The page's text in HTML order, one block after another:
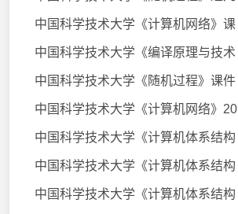
中国科学技术大学《计算机网络》课
中国科学技术大学《编译原理与技术
中国科学技术大学《随机过程》课件
中国科学技术大学《计算机网络》20
中国科学技术大学《计算机体系结构
中国科学技术大学《计算机体系结构
中国科学技术大学《计算机体系结构